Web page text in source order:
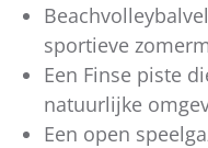
sportieve
Een Finse piste
natuurlijke
Een open